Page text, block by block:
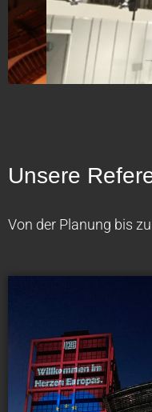
Unsere
Von der Planung bis